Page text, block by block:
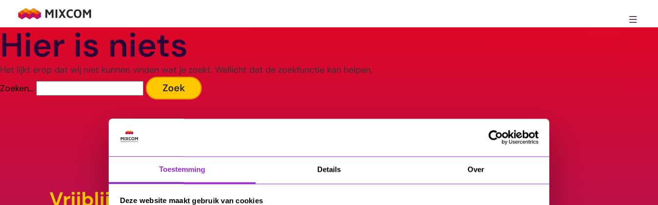
Toestemming Details Over
Deze website maakt gebruik van cookies
de
inhoud
MixCom
Hier is niets
Het lijkt erop dat wij niet kunnen vinden wat je zoekt. Wellicht dat de zoekfunctie kan helpen.
Zoeken…
Vrijblijvend sparren over